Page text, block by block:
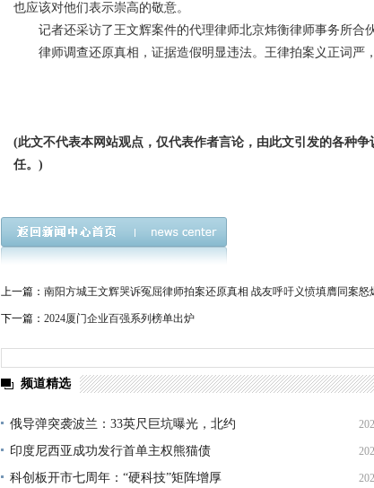
也应该对他们表示崇高的敬意。
记者还采访了王文辉案件的代理律师北京炜衡律师事务所合
律师调查还原真相，证据造假明显违法。王律拍案义正词严
(此文不代表本网站观点，仅代表作者言论，由此文引发的各种
任。)
上一篇： 南阳方城王文辉哭诉冤屈律师拍案还原真相 战友呼吁义愤填膺同案怒
下一篇： 2024厦门企业百强系列榜单出炉
频道精选
俄导弹突袭波兰：33英尺巨坑曝光，北约
印度尼西亚成功发行首单主权熊猫债
科创板开市七周年：“硬科技”矩阵增厚